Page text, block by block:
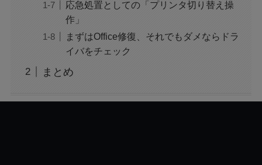
MAZZEL・RYUKIのヘアメイク匂わせとは？時
映画『銀行強盗：完全マニュアル』公開中止の
応急処置としての「プリンタ切り替え操
作」
まずはOffice修復、それでもダメならドラ
イバをチェック
まとめ